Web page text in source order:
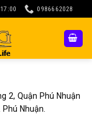
0986662028
2, Quận Phú Nhuận
Nhuận.